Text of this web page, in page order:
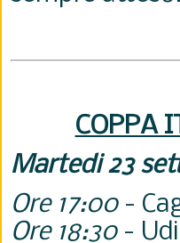
COPPA
Martedi 23
Ore 17:00-
Ore 18:30-